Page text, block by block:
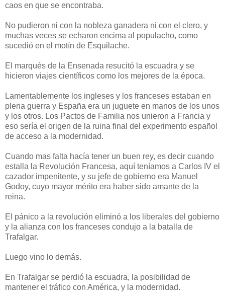
caos en que se encontraba.
No pudieron ni con la nobleza ganadera ni con el clero, y
muchas veces se echaron encima al populacho, como
sucedió en el motín de Esquilache.
El marqués de la Ensenada resucitó la escuadra y se
hicieron viajes científicos como los mejores de la época.
Lamentablemente los ingleses y los franceses estaban en
plena guerra y España era un juguete en manos de los unos
y los otros. Los Pactos de Familia nos unieron a Francia y
eso sería el origen de la ruina final del experimento español
de acceso a la modernidad.
Cuando mas falta hacía tener un buen rey, es decir cuando
estalla la Revolución Francesa, aquí teníamos a Carlos IV el
cazador impenitente, y su jefe de gobierno era Manuel
Godoy, cuyo mayor mérito era haber sido amante de la
reina.
El pánico a la revolución eliminó a los liberales del gobierno
y la alianza con los franceses condujo a la batalla de
Trafalgar.
Luego vino lo demás.
En Trafalgar se perdió la escuadra, la posibilidad de
mantener el tráfico con América, y la modernidad.